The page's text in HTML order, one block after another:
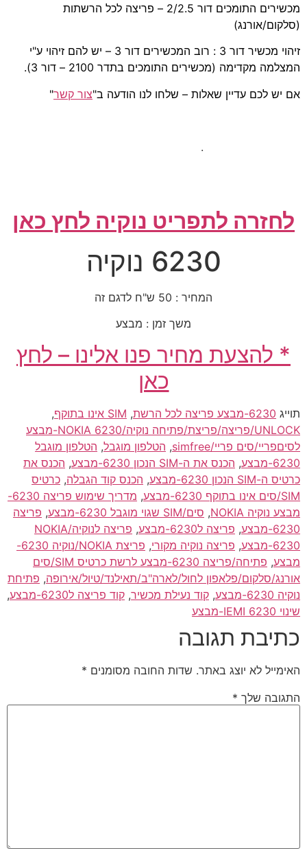
מכשירים התומכים דור 2/2.5 – פריצה לכל הרשתות
(סלקום/אורנג)
זיהוי מכשיר דור 3 : רוב המכשירים דור 3 – יש להם זיהוי ע"י
המצלמה מקדימה (מכשירים התומכים בתדר 2100 – דור 3).
אם יש לכם עדיין שאלות – שלחו לנו הודעה ב"צור קשר"
.
לחזרה לתפריט נוקיה לחץ כאן
6230 נוקיה
המחיר : 50 ש"ח לדגם זה
משך זמן : מבצע
* להצעת מחיר פנו אלינו – לחץ
כאן
תוייג 6230-מבצע פריצה לכל הרשת , SIM אינו בתוקף
,
UNLOCK/פריצה/פריצת/פתיחה נוקיה/NOKIA 6230-מבצע
לסיםפריי/סים פריי/simfree
, הטלפון מוגבל, הטלפון מוגבל
6230-מבצע
, הכנס את ה-SIM הנכון 6230-מבצע , הכנס את
כרטיס ה-SIM הנכון 6230-מבצע
, הכנס קוד הגבלה, כרטיס
SIM/סים אינו בתוקף 6230-מבצע
,
מדריך שימוש פריצה 6230-
מבצע נוקיה NOKIA
, סים/SIM שגוי מוגבל 6230-מבצע , פריצה
6230-מבצע
, פריצה ל6230-מבצע ,
פריצה לנוקיה/NOKIA
6230-מבצע
, פריצה נוקיה מקורי,
פריצת NOKIA/נוקיה 6230-
מבצע,
פתיחה/פריצה 6230-מבצע לרשת כרטיס SIM/סים
אורנג/סלקום/פלאפון לחול/לארה"ב/תאילנד/טיול/אירופה, פתיחת
נוקיה 6230-מבצע
, קוד נעילת מכשיר, קוד פריצה ל6230-מבצע
,
שינוי IEMI 6230-מבצע
כתיבת תגובה
האימייל לא יוצג באתר. שדות החובה מסומנים *
התגובה שלך *